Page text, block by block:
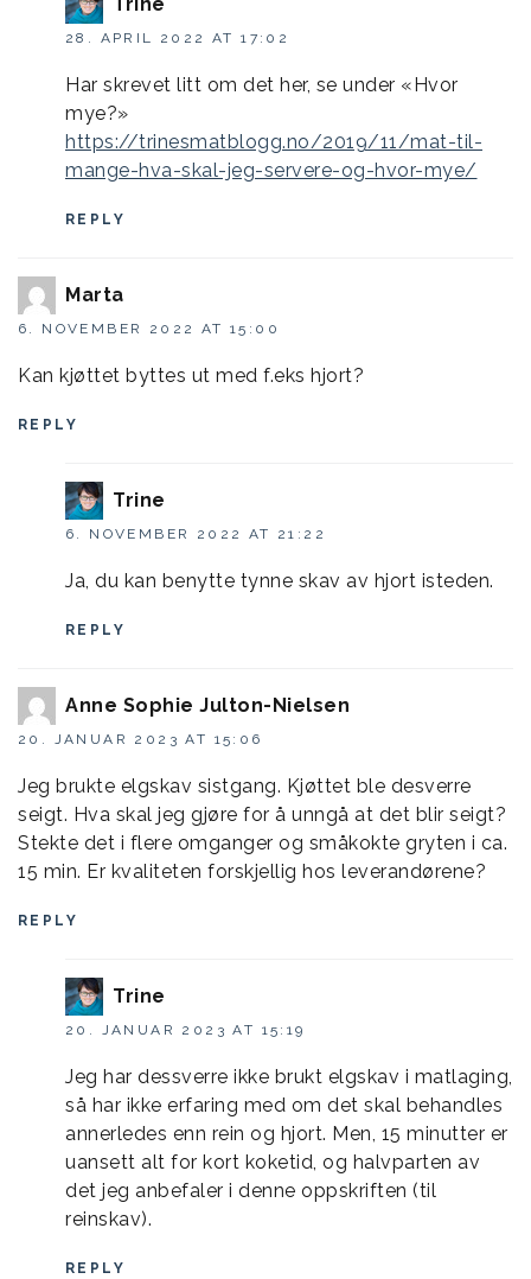
28. APRIL 2022 AT 17:02
Har skrevet litt om det her, se under «Hvor
mye?»
https://trinesmatblogg.no/2019/11/mat-til-
mange-hva-skal-jeg-servere-og-hvor-mye/
REPLY
Marta
6. NOVEMBER 2022 AT 15:00
Kan kjøttet byttes ut med f.eks hjort?
REPLY
Trine
6. NOVEMBER 2022 AT 21:22
Ja, du kan benytte tynne skav av hjort isteden.
REPLY
Anne Sophie Julton-Nielsen
20. JANUAR 2023 AT 15:06
Jeg brukte elgskav sistgang. Kjøttet ble desverre
seigt. Hva skal jeg gjøre for å unngå at det blir seigt?
Stekte det i flere omganger og småkokte gryten i ca.
15 min. Er kvaliteten forskjellig hos leverandørene?
REPLY
Trine
20. JANUAR 2023 AT 15:19
Jeg har dessverre ikke brukt elgskav i matlaging,
så har ikke erfaring med om det skal behandles
annerledes enn rein og hjort. Men, 15 minutter er
uansett alt for kort koketid, og halvparten av
det jeg anbefaler i denne oppskriften (til
reinskav).
REPLY